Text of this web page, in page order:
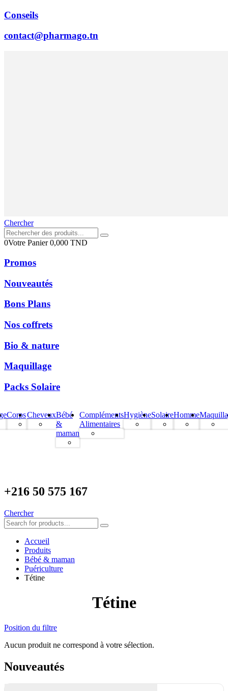
Conseils
contact@pharmago.tn
Chercher
0Votre Panier0,000 TND
Promos
Nouveautés
Bons Plans
Nos coffrets
Bio & nature
Maquillage
Packs Solaire
CorpsCheveuxBébé
&
maman
Compléments
Alimentaires
HygièneSolaireHomme
+216 50 575 167
Chercher
Accueil
Produits
Bébé & maman
Puériculture
Tétine
Tétine
Position du filtre
Aucun produit ne correspond à votre sélection.
Nouveautés